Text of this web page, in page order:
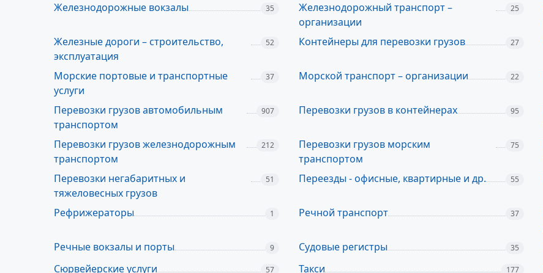
Железнодорожные вокзалы 35
Железнодорожный транспорт –
организации
25
Железные дороги – строительство,
эксплуатация
52 Контейнеры для перевозки грузов 27
Морские портовые и транспортные
услуги
37 Морской транспорт – организации 22
Перевозки грузов автомобильным
транспортом
907 Перевозки грузов в контейнерах 95
Перевозки грузов железнодорожным
транспортом
212
Перевозки грузов морским
транспортом
75
Перевозки негабаритных и
тяжеловесных грузов
51 Переезды - офисные, квартирные и др. 55
Рефрижераторы 1 Речной транспорт 37
Речные вокзалы и порты 9 Судовые регистры 35
Сюрвейерские услуги 57 Такси 177